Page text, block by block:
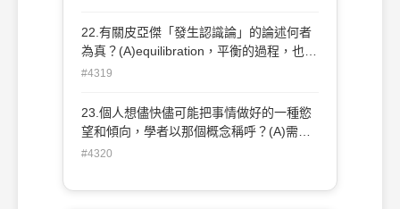
用到的有那幾種增強技巧(甲---定時增強；
乙---不定時增強；丙---定率增強；丁---不
22.有關皮亞傑「發生認識論」的論述何者
為真？(A)equilibration，平衡的過程，也就
是一種認知與外在抗衡，以維持認知結構靜
也就是心靈用既有的認知結構，以將新經驗
合理化(C)accommodation，調整作用，也
#4319
23.個人想儘快儘可能把事情做好的一種慾
望和傾向，學者以那個概念稱呼？(A)需求
動機 (B)成就動機 (C)目標動機 (D)內發動
#4320